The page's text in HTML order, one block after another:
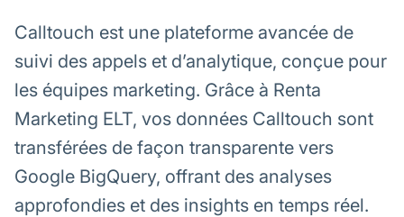
Calltouch est une plateforme avancée de
suivi des appels et d’analytique, conçue pour
les équipes marketing. Grâce à Renta
Marketing ELT, vos données Calltouch sont
transférées de façon transparente vers
Google BigQuery, offrant des analyses
approfondies et des insights en temps réel.